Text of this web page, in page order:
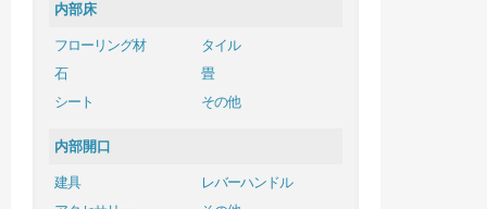
内部床
フローリング材
タイル
石
畳
シート
その他
内部開口
建具
レバーハンドル